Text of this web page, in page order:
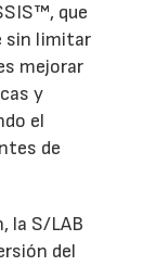
que
sin limitar
mejorar
y
el
de
la S/LAB
del